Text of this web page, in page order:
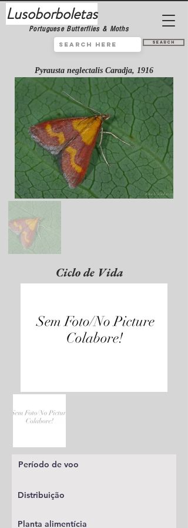
Lusoborboletas
Portuguese Butterflies & Moths
Search
Pyrausta neglectalis Caradja, 1916
Ciclo de Vida
Período de voo
Distribuição
Planta alimentícia